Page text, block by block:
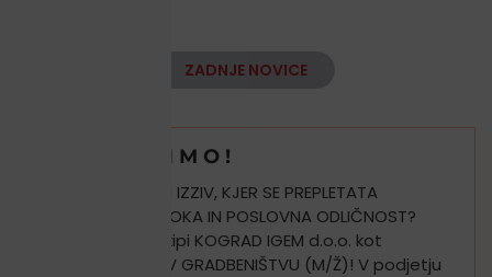
ZADNJE NOVICE
Z A P O S L I M O !
IŠČETE KARIERNI IZZIV, KJER SE PREPLETATA
GRADBENA STROKA IN POSLOVNA ODLIČNOST?
Pridružite se ekipi KOGRAD IGEM d.o.o. kot
KOMERCIALIST V GRADBENIŠTVU (M/Ž)! V podjetju